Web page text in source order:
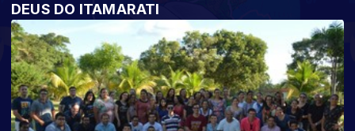
DEUS DO ITAMARATI